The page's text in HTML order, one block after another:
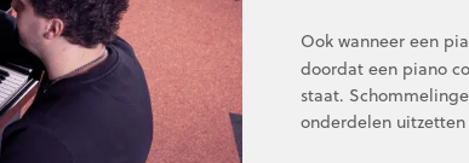
Ook wanneer een
doordat een piano
staat.
onderdelen